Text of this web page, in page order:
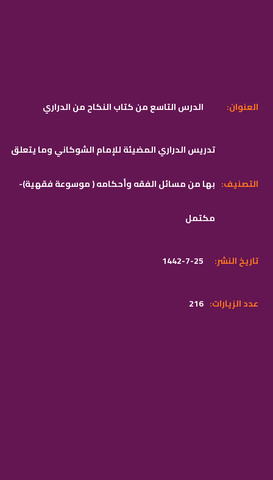
الدرس التاسع من كتاب النكاح من الدراري :العنوان
تدريس الدراري المضيئة للإمام الشوكاني وما يتعلق
بها من مسائل الفقه وأحكامه ( موسوعة فقهية)-
مكتمل
:التصنيف
1442-7-25 :تاريخ النشر
216 :عدد الزيارات